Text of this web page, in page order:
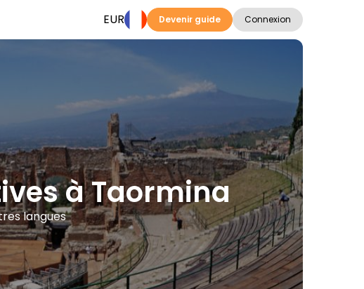
EUR Devenir guide Connexion
à Taormina
langues